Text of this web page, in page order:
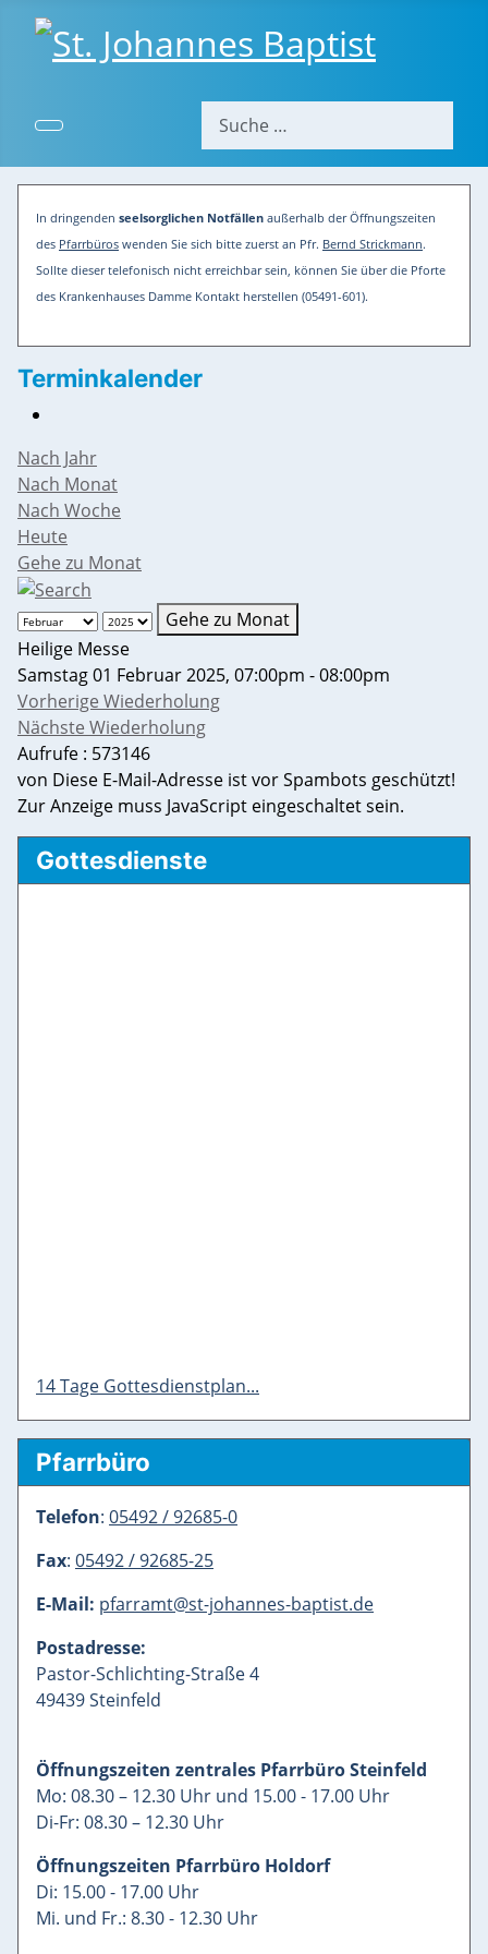
Suchen
In dringenden seelsorglichen Notfällen außerhalb der Öffnungszeiten
des Pfarrbüros wenden Sie sich bitte zuerst an Pfr. Bernd Strickmann.
Sollte dieser telefonisch nicht erreichbar sein, können Sie über die Pforte
des Krankenhauses Damme Kontakt herstellen (05491-601).
Terminkalender
Nach Jahr
Nach Monat
Nach Woche
Heute
Gehe zu Monat
Gehe zu Monat
Heilige Messe
Samstag 01 Februar 2025, 07:00pm - 08:00pm
Vorherige Wiederholung
Nächste Wiederholung
Aufrufe : 573146
von Diese E-Mail-Adresse ist vor Spambots geschützt!
Zur Anzeige muss JavaScript eingeschaltet sein.
Gottesdienste
14 Tage Gottesdienstplan...
Pfarrbüro
Telefon: 05492 / 92685-0
Fax: 05492 / 92685-25
E-Mail: pfarramt@st-johannes-baptist.de
Postadresse:
Pastor-Schlichting-Straße 4
49439 Steinfeld
Öffnungszeiten zentrales Pfarrbüro Steinfeld
Mo: 08.30 – 12.30 Uhr und 15.00 - 17.00 Uhr
Di-Fr: 08.30 – 12.30 Uhr
Öffnungszeiten Pfarrbüro Holdorf
Di: 15.00 - 17.00 Uhr
Mi. und Fr.: 8.30 - 12.30 Uhr